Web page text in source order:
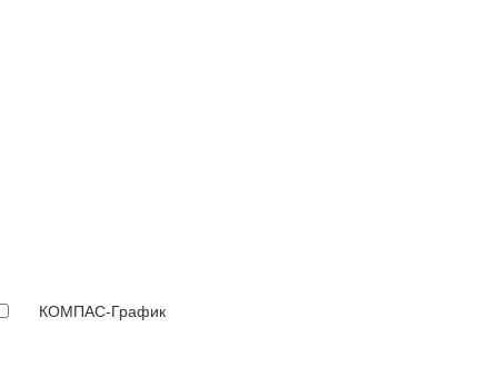
КОМПАС-График